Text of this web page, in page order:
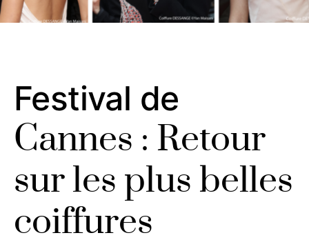
Festival de
Cannes : Retour
sur les plus belles
coiffures